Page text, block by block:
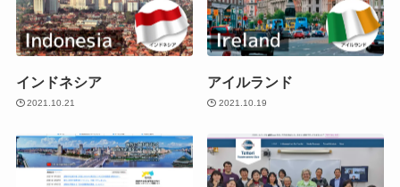
インドネシア
2021.10.21
アイルランド
2021.10.19